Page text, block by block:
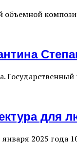
для
2025 года